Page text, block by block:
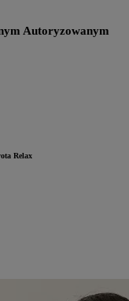
Autoryzowanym
Relax